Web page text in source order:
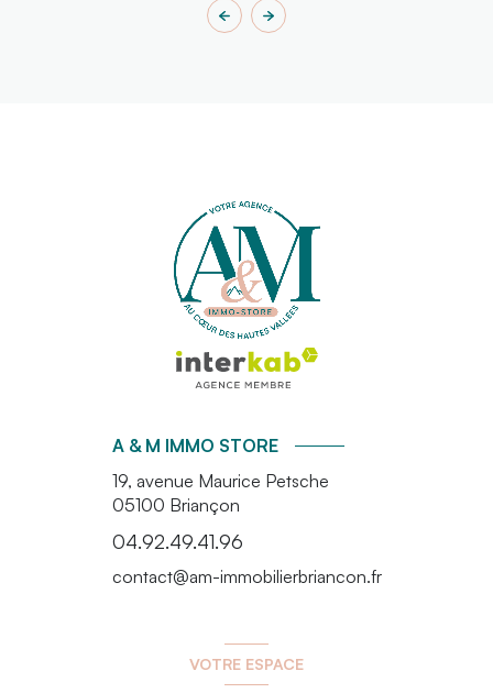
A & M IMMO STORE
19, avenue Maurice Petsche
05100 Briançon
04.92.49.41.96
contact@am-immobilierbriancon.fr
VOTRE ESPACE